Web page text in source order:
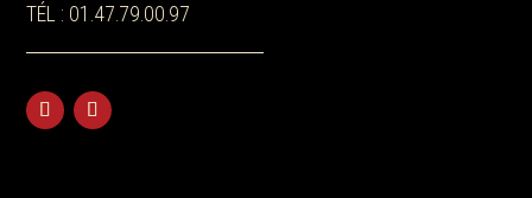
TÉL : 01.47.79.00.97